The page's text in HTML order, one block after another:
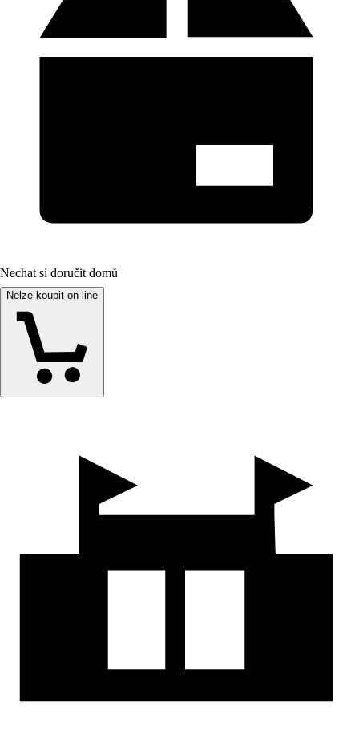
Nechat si doručit domů
Nelze koupit on-line